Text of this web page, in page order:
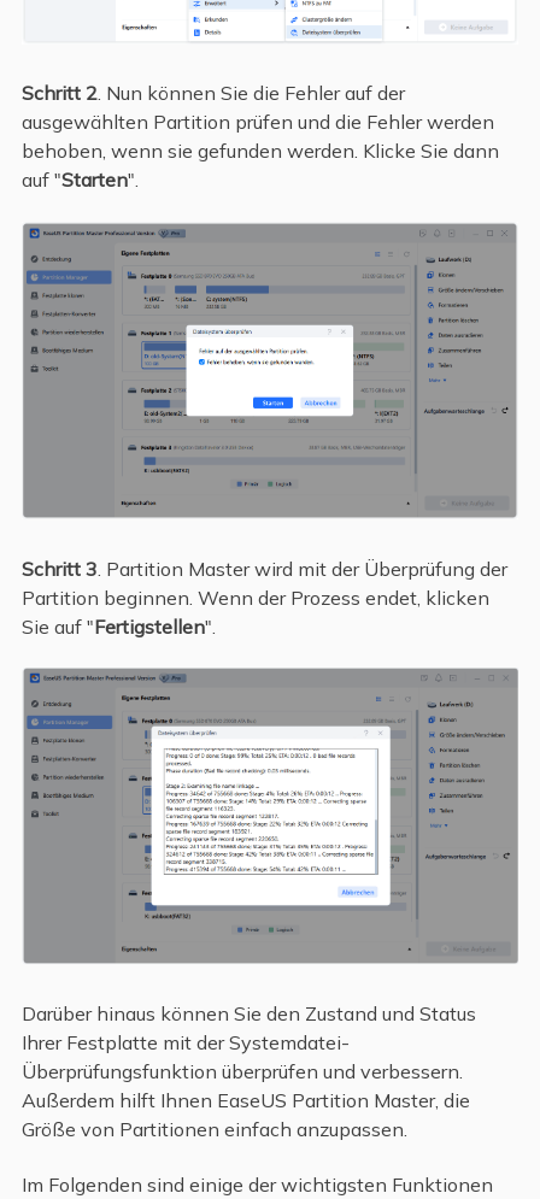
Schritt 2. Nun können Sie die Fehler auf der
ausgewählten Partition prüfen und die Fehler werden
behoben, wenn sie gefunden werden. Klicke Sie dann
auf "Starten".
Schritt 3 . Partition Master wird mit der Überprüfung der
Partition beginnen. Wenn der Prozess endet, klicken
Sie auf "Fertigstellen".
Darüber hinaus können Sie den Zustand und Status
Ihrer Festplatte mit der Systemdatei-
Überprüfungsfunktion überprüfen und verbessern.
Außerdem hilft Ihnen EaseUS Partition Master, die
Größe von Partitionen einfach anzupassen.
Im Folgenden sind einige der wichtigsten Funktionen